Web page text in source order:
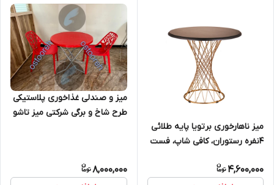
میز ناهارخوری برتویا پایه طلائی
۴نفره رستوران، کافی شاپ، فست
ویلا
4,600,000
میز و صندلی غذاخوری پلاستیکی
طرح شاخ و برگی شرکتی میز تاشو
8,000,000